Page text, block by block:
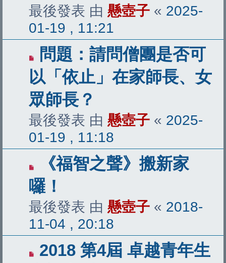
最後發表 由 懸壺子 « 2025-
01-19 , 11:21
問題：請問僧團是否可
以「依止」在家師長、女
眾師長？
最後發表 由 懸壺子 « 2025-
01-19 , 11:18
《福智之聲》搬新家
囉！
最後發表 由 懸壺子 « 2018-
11-04 , 20:18
2018 第4屆 卓越青年生